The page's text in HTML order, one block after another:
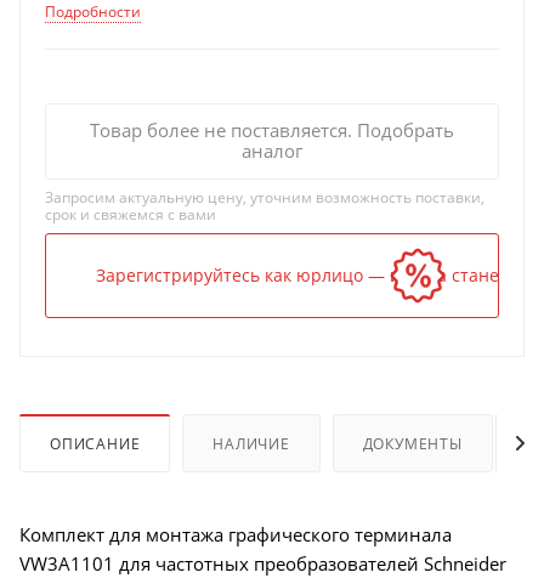
Подробности
Товар более не поставляется. Подобрать
аналог
Запросим актуальную цену, уточним возможность поставки,
срок и свяжемся с вами
Зарегистрируйтесь как юрлицо — и цена станет
ОПИСАНИЕ НАЛИЧИЕ ДОКУМЕНТЫ
Комплект для монтажа графического терминала
VW3A1101 для частотных преобразователей Schneider